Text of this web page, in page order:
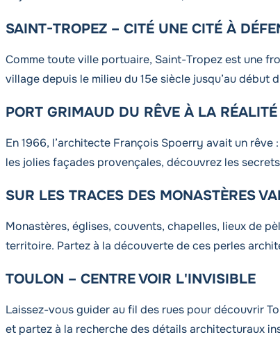
SAINT-TROPEZ – CITÉ UNE CITÉ À
Comme toute ville portuaire, Saint-Tropez est une
village depuis le milieu du 15e siècle jusqu’au début
PORT GRIMAUD DU RÊVE À LA RÉALITÉ
En 1966, l’architecte François Spoerry avait un
les jolies façades provençales, découvrez les
SUR LES TRACES DES MONASTÈRES
Monastères, églises, couvents, chapelles, lieux de
territoire. Partez à la découverte de ces perles
TOULON – CENTRE VOIR L'INVISIBLE
Laissez-vous guider au fil des rues pour découvrir
et partez à la recherche des détails architecturaux